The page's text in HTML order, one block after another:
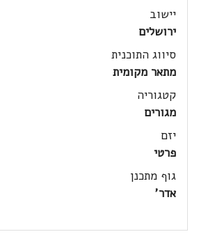
יישוב
ירושלים
סיווג התוכנית
מתאר מקומית
קטגוריה
מגורים
יזם
פרטי
גוף מתכנן
אדר'